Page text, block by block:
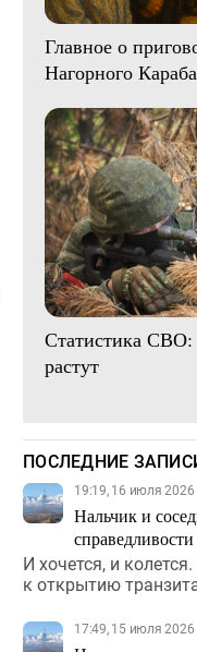
Главное о
Нагорного
Статистика СВО:
растут
ПОСЛЕДНИЕ
19:19, 16 июля 2026
Нальчик и
справедливости
И хочется, и
к открытию
17:49, 15 июля 2026